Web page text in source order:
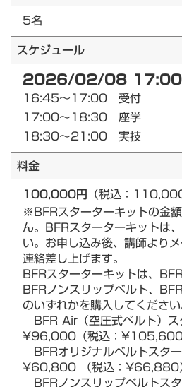
5名
スケジュール
2026/02/08 17:00
16:45～17:00 受付
17:00～18:30 座学
18:30～21:00 実技
料金
100,000円 （税込：
※BFRスターターキットの金
ん。BFRスターターキットは
い。お申し込み後、講師より
連絡差し上げます。
BFRスターターキットは、
BFRノンスリップベルト、
のいずれかを購入してください
BFR Air（空圧式ベルト）ス
¥96,000（税込：¥105,600
BFRオリジナルベルトスタ
¥60,800 （税込：¥66,880